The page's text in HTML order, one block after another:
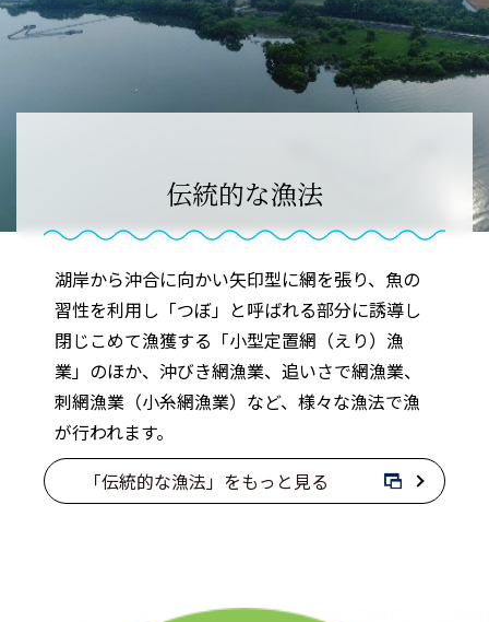
伝統的な漁法
湖岸から沖合に向かい矢印型に網を張り、魚の
習性を利用し「つぼ」と呼ばれる部分に誘導し
閉じこめて漁獲する「小型定置網（えり）漁
業」のほか、沖びき網漁業、追いさで網漁業、
刺網漁業（小糸網漁業）など、様々な漁法で漁
が行われます。
「伝統的な漁法」をもっと見る